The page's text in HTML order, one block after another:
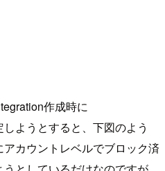
作成時に
しようとすると、下図のよう
カウントレベルでブロック済